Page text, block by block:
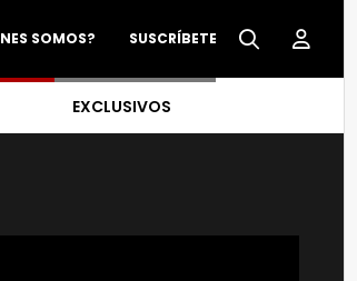
SUSCRÍBETE
SOMOS?
EXCLUSIVOS